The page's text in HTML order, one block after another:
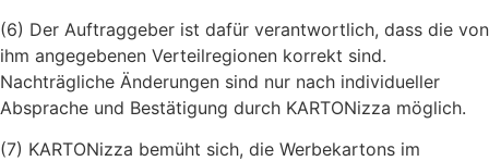
(6) Der Auftraggeber ist dafür verantwortlich, dass die von
ihm angegebenen Verteilregionen korrekt sind.
Nachträgliche Änderungen sind nur nach individueller
Absprache und Bestätigung durch KARTONizza möglich.
(7) KARTONizza bemüht sich, die Werbekartons im